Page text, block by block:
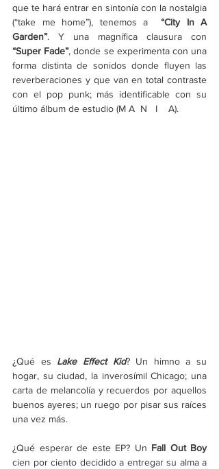
que te hará entrar en sintonía con la nostalgia
(“take me home”), tenemos a
“City In A
Garden”
“Super Fade”, donde se experimenta con una
forma distinta de sonidos donde fluyen las
reverberaciones y que van en total contraste
con el pop punk; más identificable con su
último álbum de estudio (M A  N   I    A).
¿Qué es Lake Effect Kid? Un himno a su
hogar, su ciudad, la inverosímil Chicago; una
carta de melancolía y recuerdos por aquellos
buenos ayeres; un ruego por pisar sus raíces
una vez más.
¿Qué esperar de este EP? Un Fall Out Boy
cien por ciento decidido a entregar su alma a